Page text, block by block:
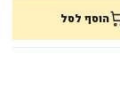
הוסף לסל